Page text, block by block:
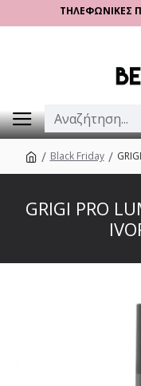
ΤΗΛΕΦΩΝΙΚΕΣ
Black Friday
GRIGI PRO